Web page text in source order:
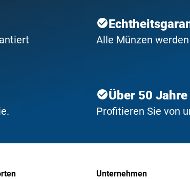
Alle Münzen
Über 50
Profitieren Sie von
Unternehmen